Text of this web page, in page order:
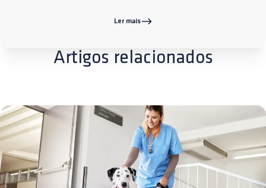
Ler mais
Artigos relacionados